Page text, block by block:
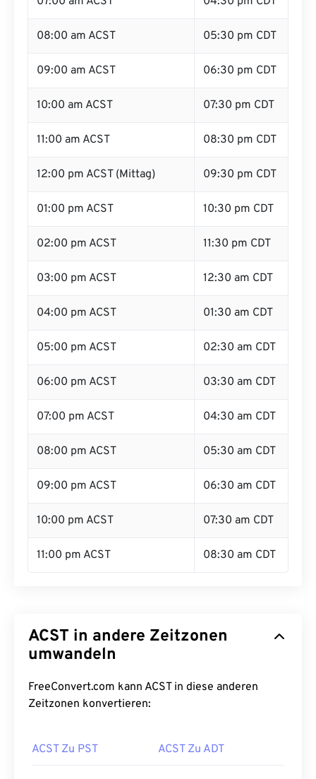
08:00 am ACST 05:30 pm CDT
09:00 am ACST 06:30 pm CDT
10:00 am ACST 07:30 pm CDT
11:00 am ACST 08:30 pm CDT
12:00 pm ACST (Mittag) 09:30 pm CDT
01:00 pm ACST 10:30 pm CDT
02:00 pm ACST 11:30 pm CDT
03:00 pm ACST 12:30 am CDT
04:00 pm ACST 01:30 am CDT
05:00 pm ACST 02:30 am CDT
06:00 pm ACST 03:30 am CDT
07:00 pm ACST 04:30 am CDT
08:00 pm ACST 05:30 am CDT
09:00 pm ACST 06:30 am CDT
10:00 pm ACST 07:30 am CDT
11:00 pm ACST 08:30 am CDT
ACST in andere Zeitzonen
umwandeln
FreeConvert.com kann ACST in diese anderen
Zeitzonen konvertieren:
ACST Zu PST ACST Zu ADT